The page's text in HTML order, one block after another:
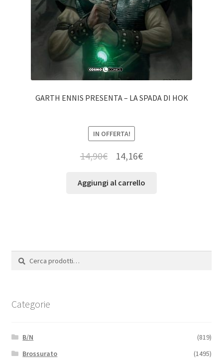
GARTH ENNIS PRESENTA – LA SPADA DI HOK
IN OFFERTA!
14,90€ 14,16€
Aggiungi al carrello
Cerca:
Cerca
Categorie
B/N
(819)
Brossurato
(1495)